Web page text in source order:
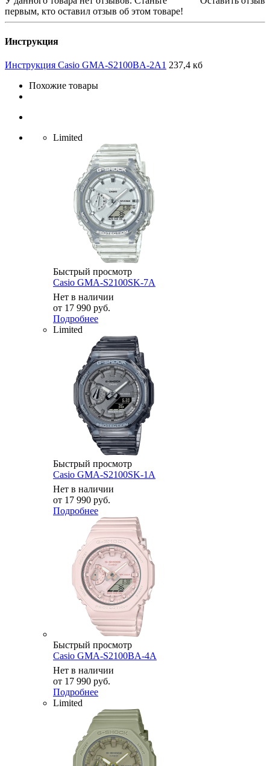
первым, кто оставил отзыв об этом товаре!
Инструкция
Инструкция Casio GMA-S2100BA-2A1 237,4 кб
Похожие товары
Limited
Быстрый просмотр
Casio GMA-S2100SK-7A
Нет в наличии
от 17 990 руб.
Подробнее
Limited
Быстрый просмотр
Casio GMA-S2100SK-1A
Нет в наличии
от 17 990 руб.
Подробнее
Быстрый просмотр
Casio GMA-S2100BA-4A
Нет в наличии
от 17 990 руб.
Подробнее
Limited